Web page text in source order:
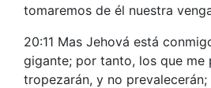
tomaremos de él nuestra
20:11 Mas Jehová está
gigante; por tanto, los que me
tropezarán, y no prevalecerán;